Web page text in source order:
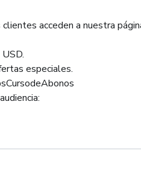
acceden a nuestra
especiales.